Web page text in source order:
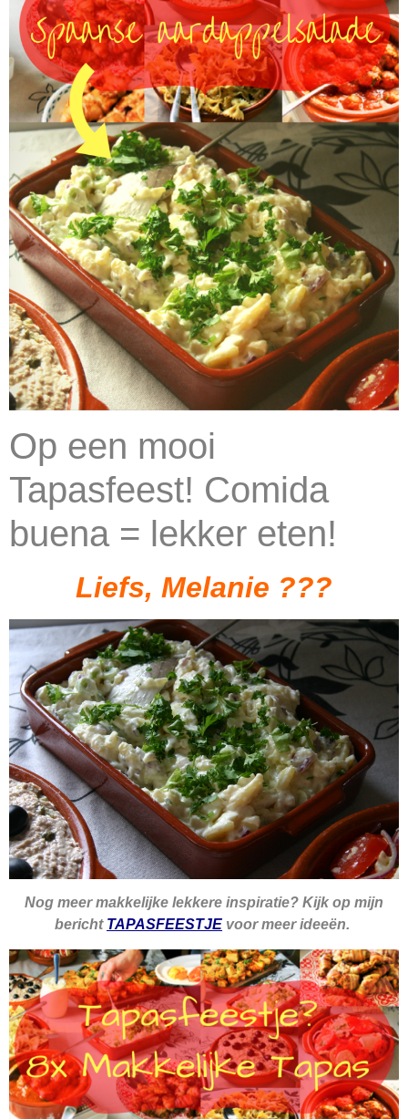
Op een mooi
Tapasfeest! Comida
buena = lekker eten!
Liefs, Melanie ??‍?
Nog meer makkelijke lekkere inspiratie? Kijk op mijn
bericht TAPASFEESTJE voor meer ideeën.